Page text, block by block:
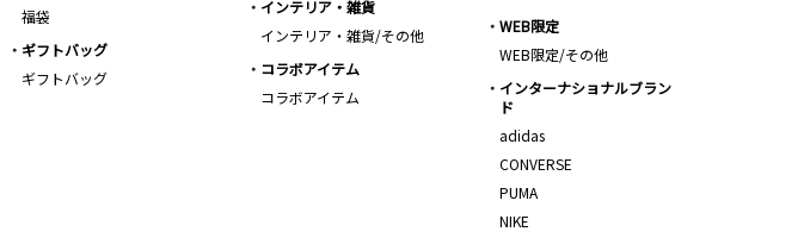
福袋
インテリア・雑貨
インテリア・雑貨/その他
WEB限定
WEB限定/その他
ギフトバッグ
ギフトバッグ
コラボアイテム
コラボアイテム
インターナショナルブラン
ド
adidas
CONVERSE
PUMA
NIKE